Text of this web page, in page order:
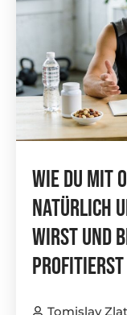
Wie Du Mit
Natürlich
Wirst Und
Profitierst
Tomislav